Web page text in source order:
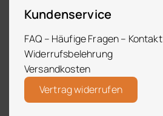
Kundenservice
FAQ – Häufige Fragen – Kontakt
Widerrufsbelehrung
Versandkosten
Vertrag widerrufen